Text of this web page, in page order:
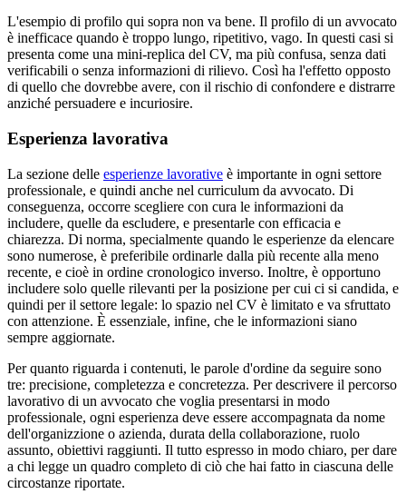
L'esempio di profilo qui sopra non va bene. Il profilo di un avvocato
è inefficace quando è troppo lungo, ripetitivo, vago. In questi casi si
presenta come una mini-replica del CV, ma più confusa, senza dati
verificabili o senza informazioni di rilievo. Così ha l'effetto opposto
di quello che dovrebbe avere, con il rischio di confondere e distrarre
anziché persuadere e incuriosire.
Esperienza lavorativa
La sezione delle esperienze lavorative è importante in ogni settore
professionale, e quindi anche nel curriculum da avvocato. Di
conseguenza, occorre scegliere con cura le informazioni da
includere, quelle da escludere, e presentarle con efficacia e
chiarezza. Di norma, specialmente quando le esperienze da elencare
sono numerose, è preferibile ordinarle dalla più recente alla meno
recente, e cioè in ordine cronologico inverso. Inoltre, è opportuno
includere solo quelle rilevanti per la posizione per cui ci si candida, e
quindi per il settore legale: lo spazio nel CV è limitato e va sfruttato
con attenzione. È essenziale, infine, che le informazioni siano
sempre aggiornate.
Per quanto riguarda i contenuti, le parole d'ordine da seguire sono
tre: precisione, completezza e concretezza. Per descrivere il percorso
lavorativo di un avvocato che voglia presentarsi in modo
professionale, ogni esperienza deve essere accompagnata da nome
dell'organizzione o azienda, durata della collaborazione, ruolo
assunto, obiettivi raggiunti. Il tutto espresso in modo chiaro, per dare
a chi legge un quadro completo di ciò che hai fatto in ciascuna delle
circostanze riportate.